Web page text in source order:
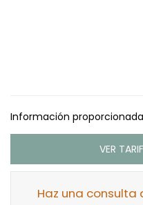
Información
VER
Haz una consulta